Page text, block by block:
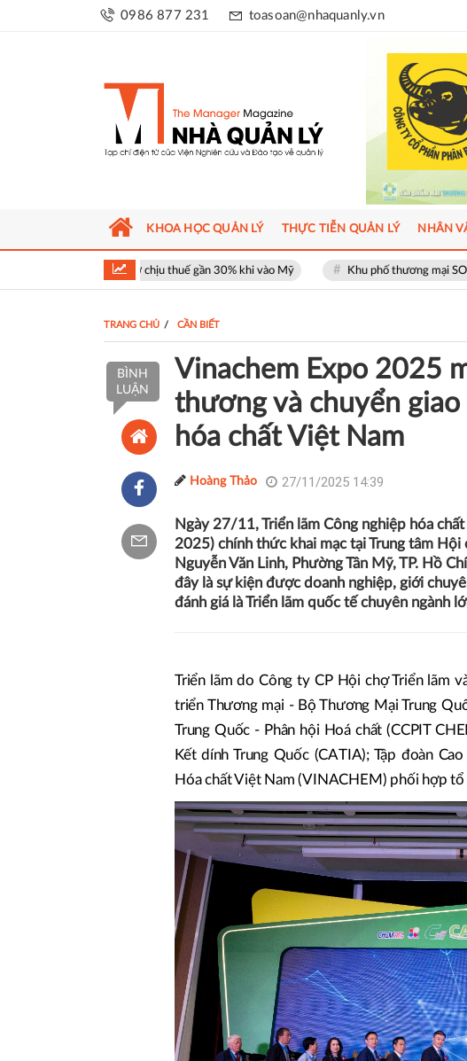
0986 877 231 toasoan@nhaquanly.vn
cơ chịu thuế gần 30% khi vào Mỹ Khu phố thương mại SOHO tại The Global
KHOA HỌC QUẢN LÝ THỰC TIỄN QUẢN LÝ NHÂN
TRANG CHỦ CẦN BIẾT
BÌNH
LUẬN
Vinachem Expo 2025
thương và chuyển
hóa chất Việt Nam
Hoàng Thảo 27/11/2025 14:39
Ngày 27/11, Triển lãm Công nghiệp hóa
2025) chính thức khai mạc tại Trung tâm Hội
Nguyễn Văn Linh, Phường Tân Mỹ, TP. Hồ
đây là sự kiện được doanh nghiệp, giới
đánh giá là Triển lãm quốc tế chuyên ngành
Triển lãm do Công ty CP Hội chợ Triển lãm
triển Thương mại - Bộ Thương Mại Trung
Trung Quốc - Phân hội Hoá chất (CCPIT
Kết dính Trung Quốc (CATIA); Tập đoàn
Hóa chất Việt Nam (VINACHEM) phối hợp tổ